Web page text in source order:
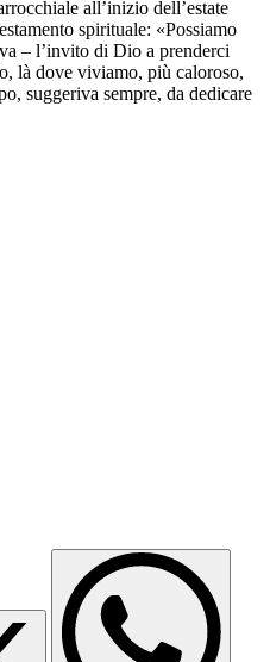
all’inizio dell’estate
spirituale: «Possiamo
– l’invito di Dio a prenderci
là dove viviamo, più caloroso,
suggeriva sempre, da dedicare